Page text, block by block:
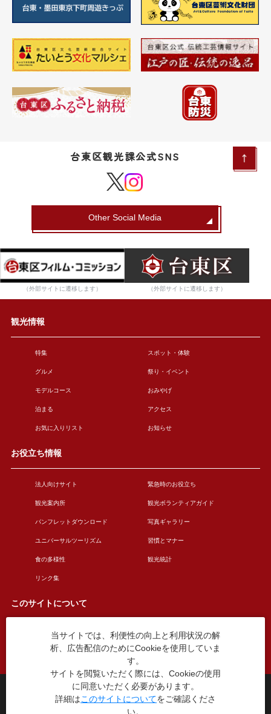
台東区観光課公式SNS
Other Social Media
（外部サイトに遷移します） （外部サイトに遷移します）
観光情報
特集 スポット・体験
グルメ 祭り・イベント
モデルコース おみやげ
泊まる アクセス
お気に入りリスト お知らせ
お役立ち情報
法人向けサイト 緊急時のお役立ち
観光案内所 観光ボランティアガイド
パンフレットダウンロード 写真ギャラリー
ユニバーサルツーリズム 習慣とマナー
食の多様性 観光統計
リンク集
このサイトについて
このサイトについて 広告掲載について
お問い合わせ
台東区役所観光課
〒110-8615 東京都台東区東上野4丁目5番6号
TEL：03-5246-1151
当サイトでは、利便性の向上と利用状況の解
析、広告配信のためにCookieを使用していま
す。
サイトを閲覧いただく際には、Cookieの使用
に同意いただく必要があります。
詳細はこのサイトについてをご確認くださ
い。